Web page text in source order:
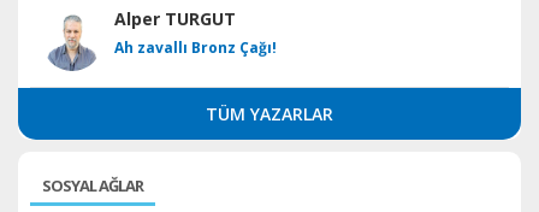
Alper TURGUT
Ah zavallı Bronz Çağı!
TÜM YAZARLAR
SOSYAL AĞLAR